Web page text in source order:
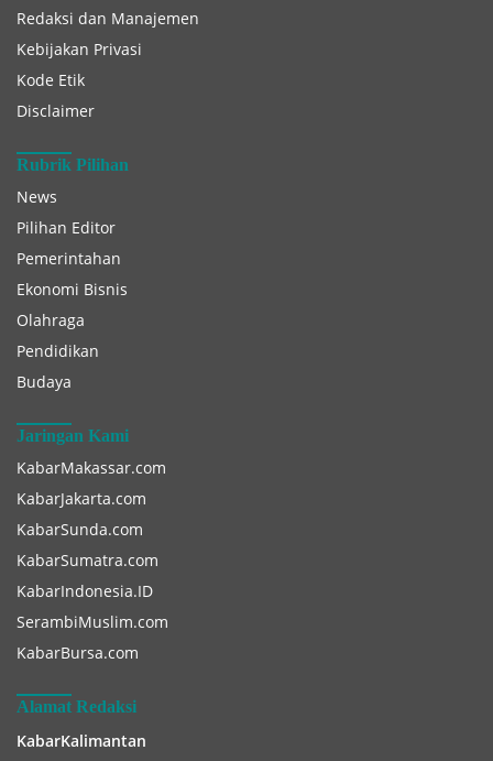
Redaksi dan Manajemen
Kebijakan Privasi
Kode Etik
Disclaimer
Rubrik Pilihan
News
Pilihan Editor
Pemerintahan
Ekonomi Bisnis
Olahraga
Pendidikan
Budaya
Jaringan Kami
KabarMakassar.com
KabarJakarta.com
KabarSunda.com
KabarSumatra.com
KabarIndonesia.ID
SerambiMuslim.com
KabarBursa.com
Alamat Redaksi
KabarKalimantan